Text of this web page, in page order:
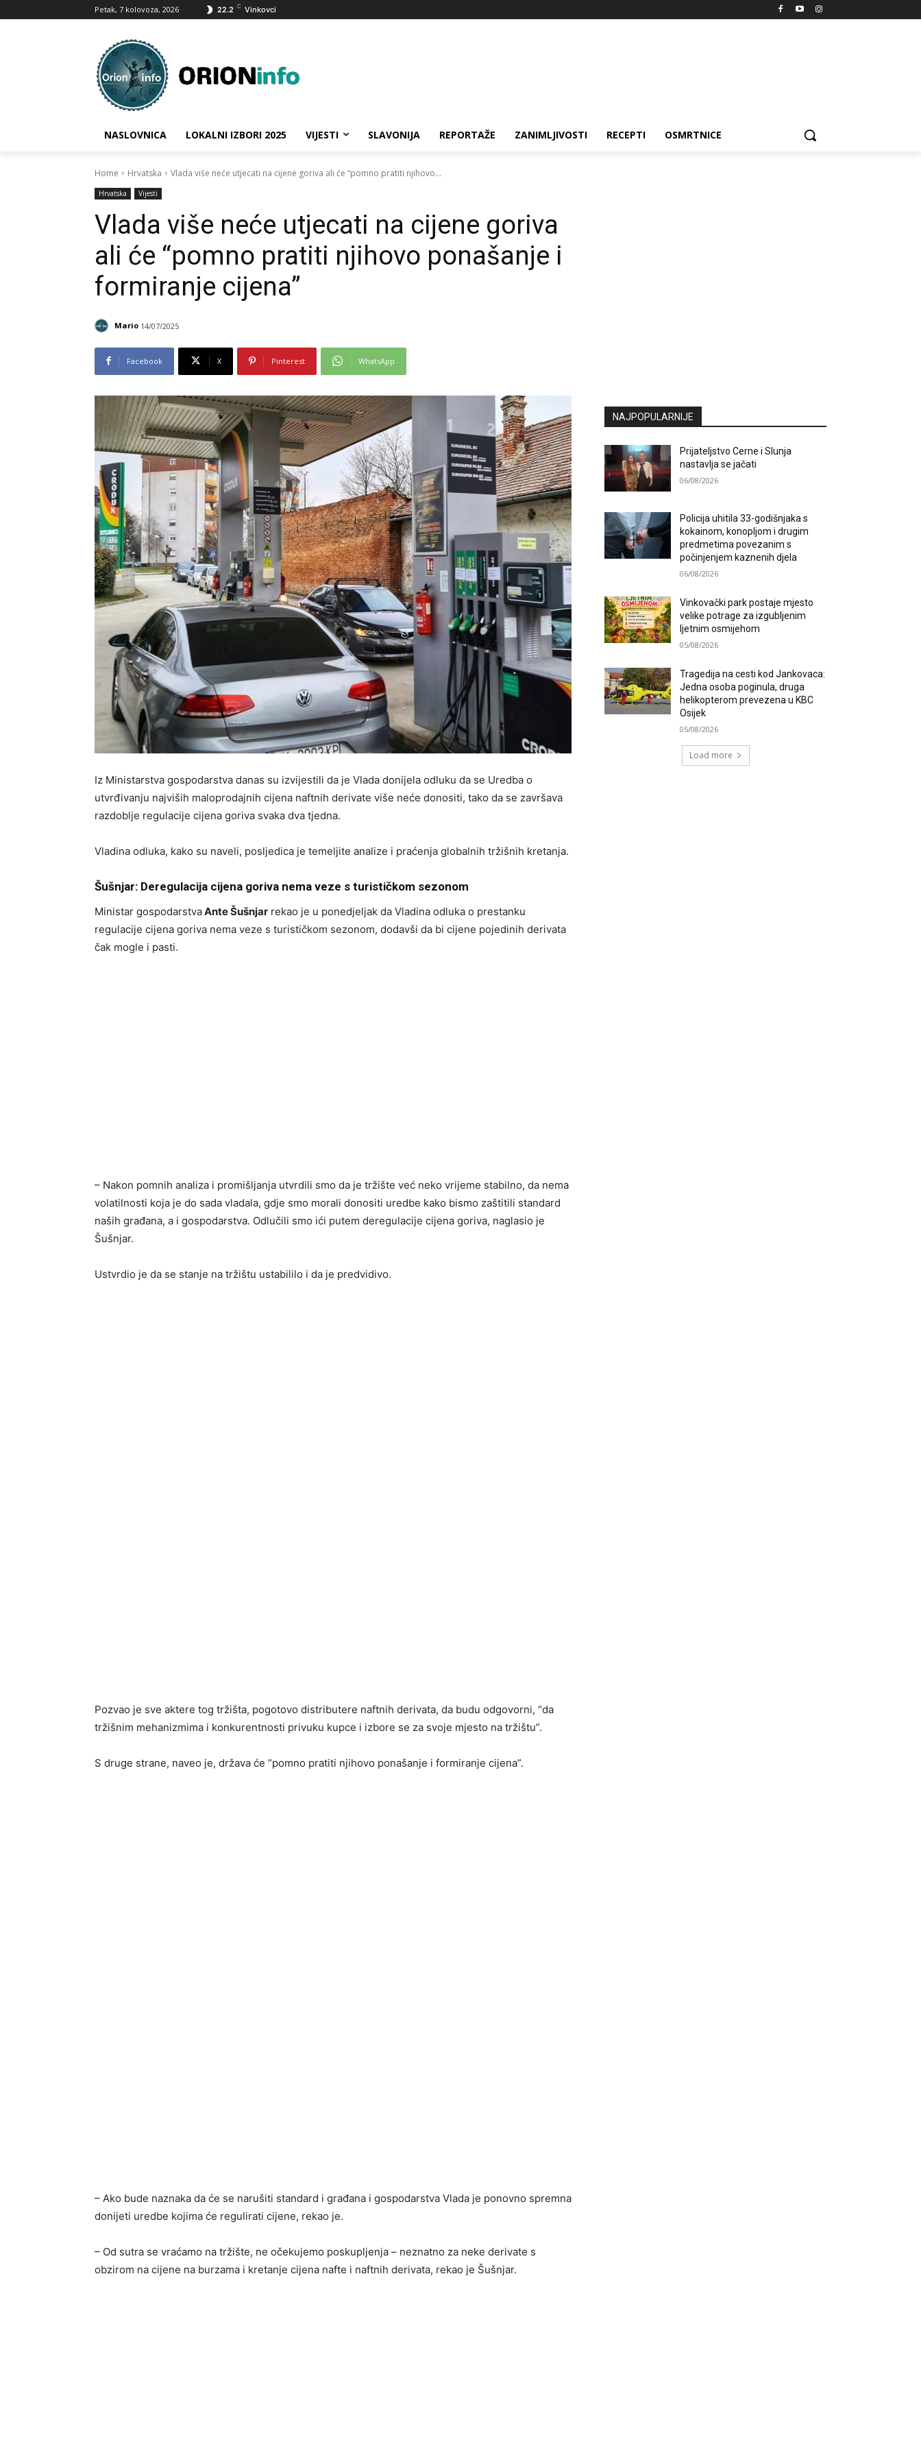
Petak, 7 kolovoza, 2026 22.2 C Vinkovci
NASLOVNICA LOKALNI IZBORI 2025 VIJESTI SLAVONIJA REPORTAŽE ZANIMLJIVOSTI RECEPTI OSMRTNICE
Home Hrvatska Vlada više neće utjecati na cijene goriva ali će “pomno pratiti njihovo...
Hrvatska Vijesti
Vlada više neće utjecati na cijene goriva
ali će “pomno pratiti njihovo ponašanje i
formiranje cijena”
Mario 14/07/2025
Facebook X Pinterest WhatsApp
Iz Ministarstva gospodarstva danas su izvijestili da je Vlada donijela odluku da se Uredba o
utvrđivanju najviših maloprodajnih cijena naftnih derivate više neće donositi, tako da se završava
razdoblje regulacije cijena goriva svaka dva tjedna.
Vladina odluka, kako su naveli, posljedica je temeljite analize i praćenja globalnih tržišnih kretanja.
Šušnjar: Deregulacija cijena goriva nema veze s turističkom sezonom
Ministar gospodarstvaAnte Šušnjar rekao je u ponedjeljak da Vladina odluka o prestanku
regulacije cijena goriva nema veze s turističkom sezonom, dodavši da bi cijene pojedinih derivata
čak mogle i pasti.
– Nakon pomnih analiza i promišljanja utvrdili smo da je tržište već neko vrijeme stabilno, da nema
volatilnosti koja je do sada vladala, gdje smo morali donositi uredbe kako bismo zaštitili standard
naših građana, a i gospodarstva. Odlučili smo ići putem deregulacije cijena goriva, naglasio je
Šušnjar.
Ustvrdio je da se stanje na tržištu ustabililo i da je predvidivo.
Pozvao je sve aktere tog tržišta, pogotovo distributere naftnih derivata, da budu odgovorni, “da
tržišnim mehanizmima i konkurentnosti privuku kupce i izbore se za svoje mjesto na tržištu”.
S druge strane, naveo je, država će “pomno pratiti njihovo ponašanje i formiranje cijena”.
– Ako bude naznaka da će se narušiti standard i građana i gospodarstva Vlada je ponovno spremna
donijeti uredbe kojima će regulirati cijene, rekao je.
– Od sutra se vraćamo na tržište, ne očekujemo poskupljenja – neznatno za neke derivate s
obzirom na cijene na burzama i kretanje cijena nafte i naftnih derivata, rekao je Šušnjar.
NAJPOPULARNIJE
Prijateljstvo Cerne i Slunja
nastavlja se jačati
06/08/2026
Policija uhitila 33-godišnjaka s
kokainom, konopljom i drugim
predmetima povezanim s
počinjenjem kaznenih djela
06/08/2026
Vinkovački park postaje mjesto
velike potrage za izgubljenim
ljetnim osmijehom
05/08/2026
Tragedija na cesti kod Jankovaca:
Jedna osoba poginula, druga
helikopterom prevezena u KBC
Osijek
05/08/2026
Load more